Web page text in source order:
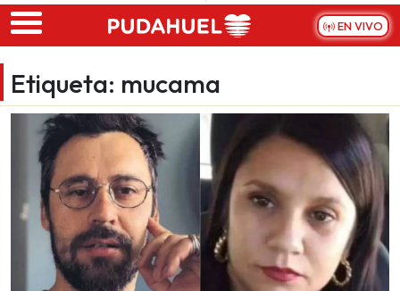
Skip to main content
EN VIVO
Etiqueta: mucama